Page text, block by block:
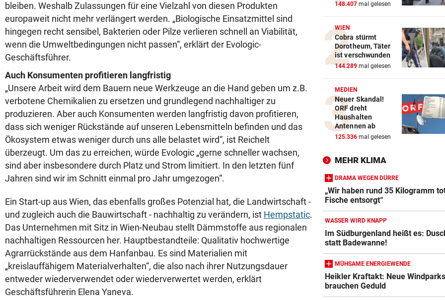
bleiben. Weshalb Zulassungen für eine Vielzahl von diesen Produkten
europaweit nicht mehr verlängert werden. „Biologische Einsatzmittel sind
hingegen recht sensibel, Bakterien oder Pilze verlieren schnell an Viabilität,
wenn die Umweltbedingungen nicht passen“, erklärt der Evologic-
Geschäftsführer.
Auch Konsumenten profitieren langfristig
„Unsere Arbeit wird dem Bauern neue Werkzeuge an die Hand geben um z.B.
verbotene Chemikalien zu ersetzen und grundlegend nachhaltiger zu
produzieren. Aber auch Konsumenten werden langfristig davon profitieren,
dass sich weniger Rückstände auf unseren Lebensmitteln befinden und das
Ökosystem etwas weniger durch uns alle belastet wird“, ist Reichelt
überzeugt. Um das zu erreichen, würde Evologic „gerne schneller wachsen,
sind aber insbesondere durch Platz und Strom limitiert. In den letzten fünf
Jahren sind wir im Schnitt einmal pro Jahr umgezogen“.
Ein Start-up aus Wien, das ebenfalls großes Potenzial hat, die Landwirtschaft -
und zugleich auch die Bauwirtschaft - nachhaltig zu verändern, ist Hempstatic.
Das Unternehmen mit Sitz in Wien-Neubau stellt Dämmstoffe aus regionalen
nachhaltigen Ressourcen her. Hauptbestandteile: Qualitativ hochwertige
Agrarrückstände aus dem Hanfanbau. Es sind Materialien mit
„kreislauffähigem Materialverhalten“, die also nach ihrer Nutzungsdauer
entweder wiederverwendet oder wiederverwertet werden, erklärt
Geschäftsführerin Elena Yaneva.
Ex-Prinz Andrew soll
Begräbnis erhalten
NACH „KRONE“-BERICHT vor 2
ORF beruhigt: „Meiste
einen Empfangsweg“
DEUTLICHE WORTE
„Katastrophal“: Benatia
mit Ex-Klub ab
WAREN ES JÄGER?
ihrem Auto
JEDE 5. IST GEFÄHRDET
Armut: Kindererziehung
Frauen die Pension
MIT DROGEN IM GEPÄCK
Mädchen (8) von E-
Fahrer niedergerast
148.407 mal gelesen
WIEN
Cobra stürmt
Dorotheum, Täter
ist verschwunden
144.289 mal gelesen
MEDIEN
Neuer Skandal!
ORF dreht
Haushalten
Antennen ab
125.336 mal gelesen
MEHR KLIMA
DRAMA WEGEN DÜRRE
„Wir haben rund 35 Kilogramm
Fische entsorgt“
WASSER WIRD KNAPP
Im Südburgenland heißt es:
statt Badewanne!
MÜHSAME ENERGIEWENDE
Heikler Kraftakt: Neue
brauchen Geduld